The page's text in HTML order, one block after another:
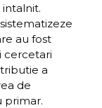
au fost
cercetari
a
de
primar.